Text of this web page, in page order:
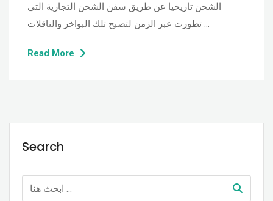
الشحن تاريخيا عن طريق سفن الشحن التجارية التي
تطورت عبر الزمن لتصبح تلك البواخر والناقلات …
Read More
Search